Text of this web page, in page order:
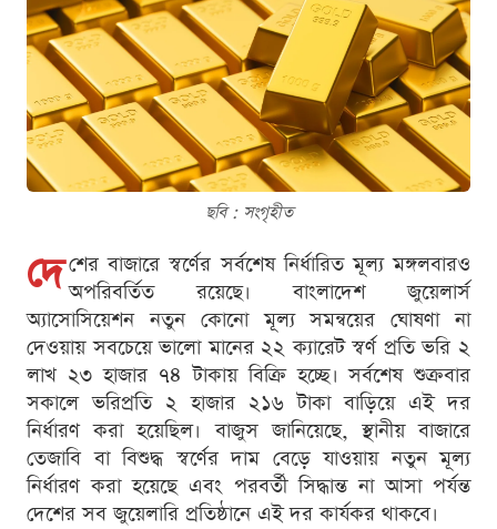
ছবি : সংগৃহীত
দে শের বাজারে স্বর্ণের সর্বশেষ নির্ধারিত মূল্য মঙ্গলবারও
অপরিবর্তিত রয়েছে। বাংলাদেশ জুয়েলার্স
অ্যাসোসিয়েশন নতুন কোনো মূল্য সমন্বয়ের ঘোষণা না
দেওয়ায় সবচেয়ে ভালো মানের ২২ ক্যারেট স্বর্ণ প্রতি ভরি ২
লাখ ২৩ হাজার ৭৪ টাকায় বিক্রি হচ্ছে। সর্বশেষ শুক্রবার
সকালে ভরিপ্রতি ২ হাজার ২১৬ টাকা বাড়িয়ে এই দর
নির্ধারণ করা হয়েছিল। বাজুস জানিয়েছে, স্থানীয় বাজারে
তেজাবি বা বিশুদ্ধ স্বর্ণের দাম বেড়ে যাওয়ায় নতুন মূল্য
নির্ধারণ করা হয়েছে এবং পরবর্তী সিদ্ধান্ত না আসা পর্যন্ত
দেশের সব জুয়েলারি প্রতিষ্ঠানে এই দর কার্যকর থাকবে।